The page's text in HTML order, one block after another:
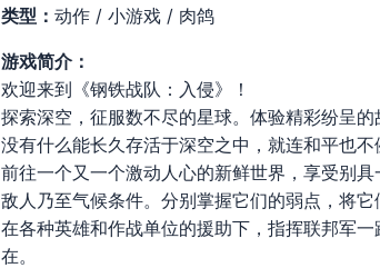
类型： 动作 / 小游戏 / 肉鸽
游戏简介：
欢迎来到《钢铁战队：入侵》！
探索深空，征服数不尽的星球。体验精彩纷呈
没有什么能长久存活于深空之中，就连和平也不
前往一个又一个激动人心的新鲜世界，享受别
敌人乃至气候条件。分别掌握它们的弱点，将它
在各种英雄和作战单位的援助下，指挥联邦军
在。